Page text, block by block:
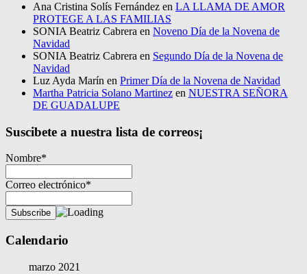
Ana Cristina Solís Fernández en LA LLAMA DE AMOR
PROTEGE A LAS FAMILIAS
SONIA Beatriz Cabrera en Noveno Día de la Novena de
Navidad
SONIA Beatriz Cabrera en Segundo Día de la Novena de
Navidad
Luz Ayda Marín en Primer Día de la Novena de Navidad
Martha Patricia Solano Martinez en NUESTRA SEÑORA
DE GUADALUPE
Suscibete a nuestra lista de correos¡
Nombre*
Correo electrónico*
Calendario
marzo 2021